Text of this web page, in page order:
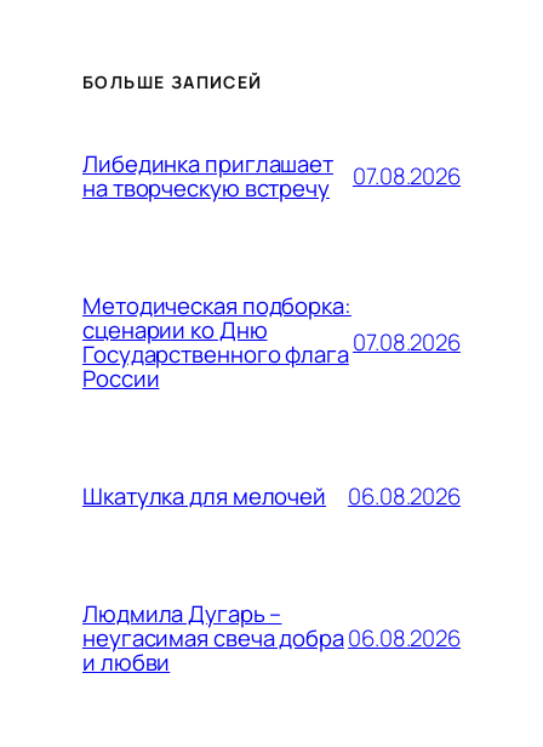
БОЛЬШЕ ЗАПИСЕЙ
Либединка приглашает
на творческую встречу 07.08.2026
Методическая подборка:
сценарии ко Дню
Государственного флага
России
07.08.2026
Шкатулка для мелочей 06.08.2026
Людмила Дугарь –
неугасимая свеча добра
и любви
06.08.2026